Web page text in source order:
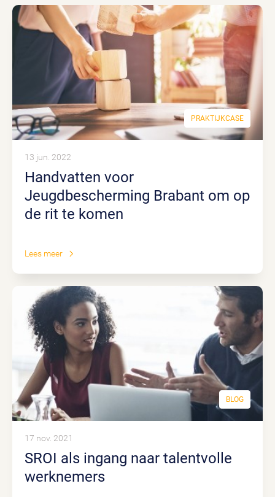
PRAKTIJKCASE
Handvatten voor
Jeugdbescherming Brabant om op
de rit te komen
13 jun. 2022
Lees meer
BLOG
SROI als ingang naar talentvolle
werknemers
17 nov. 2021